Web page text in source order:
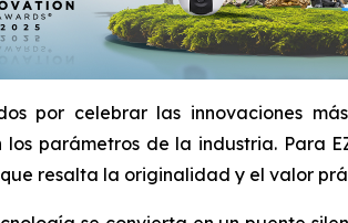
por celebrar las innovaciones
parámetros de la industria. Para
resalta la originalidad y el valor